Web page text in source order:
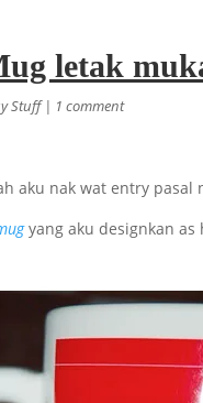
letak
Stuff| 1 comment
aku nak wat entry
yang aku designkan as